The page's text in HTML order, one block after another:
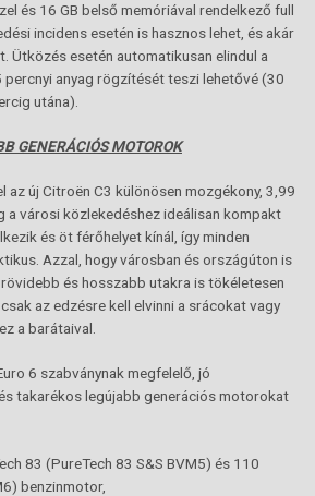
és 16 GB belső memóriával rendelkező full
incidens esetén is hasznos lehet, és akár
Ütközés esetén automatikusan elindul a
percnyi anyag rögzítését teszi lehetővé (30
utána).
GENERÁCIÓS MOTOROK
az új Citroën C3 különösen mozgékony, 3,99
a városi közlekedéshez ideálisan kompakt
és öt férőhelyet kínál, így minden
Azzal, hogy városban és országúton is
és hosszabb utakra is tökéletesen
az edzésre kell elvinni a srácokat vagy
a barátaival.
6 szabványnak megfelelő, jó
takarékos legújabb generációs motorokat
83 (PureTech 83 S&S BVM5) és 110
benzinmotor,